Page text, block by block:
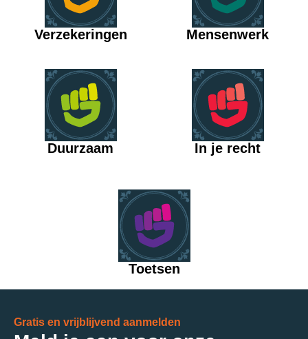
Verzekeringen Mensenwerk
Duurzaam In je recht
Toetsen
Gratis en vrijblijvend aanmelden